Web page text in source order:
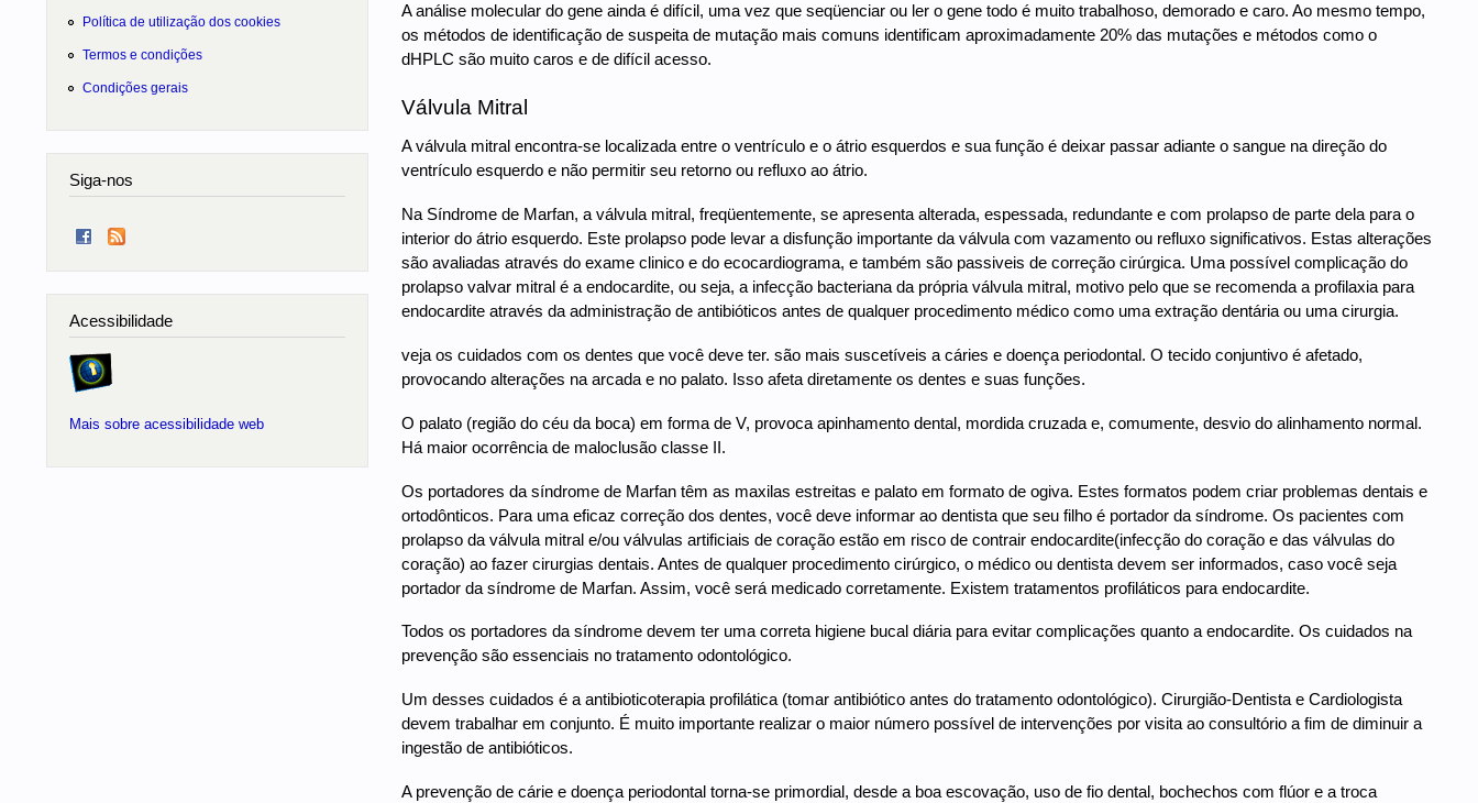
A análise molecular do gene ainda é difícil, uma vez que seqüenciar ou ler o gene todo é muito trabalhoso, demorado e caro. Ao mesmo tempo,
os métodos de identificação de suspeita de mutação mais comuns identificam aproximadamente 20% das mutações e métodos como o
dHPLC são muito caros e de difícil acesso.
Válvula Mitral
A válvula mitral encontra-se localizada entre o ventrículo e o átrio esquerdos e sua função é deixar passar adiante o sangue na direção do
ventrículo esquerdo e não permitir seu retorno ou refluxo ao átrio.
Na Síndrome de Marfan, a válvula mitral, freqüentemente, se apresenta alterada, espessada, redundante e com prolapso de parte dela para o
interior do átrio esquerdo. Este prolapso pode levar a disfunção importante da válvula com vazamento ou refluxo significativos. Estas alterações
são avaliadas através do exame clinico e do ecocardiograma, e também são passiveis de correção cirúrgica. Uma possível complicação do
prolapso valvar mitral é a endocardite, ou seja, a infecção bacteriana da própria válvula mitral, motivo pelo que se recomenda a profilaxia para
endocardite através da administração de antibióticos antes de qualquer procedimento médico como uma extração dentária ou uma cirurgia.
veja os cuidados com os dentes que você deve ter. são mais suscetíveis a cáries e doença periodontal. O tecido conjuntivo é afetado,
provocando alterações na arcada e no palato. Isso afeta diretamente os dentes e suas funções.
O palato (região do céu da boca) em forma de V, provoca apinhamento dental, mordida cruzada e, comumente, desvio do alinhamento normal.
Há maior ocorrência de maloclusão classe II.
Os portadores da síndrome de Marfan têm as maxilas estreitas e palato em formato de ogiva. Estes formatos podem criar problemas dentais e
ortodônticos. Para uma eficaz correção dos dentes, você deve informar ao dentista que seu filho é portador da síndrome. Os pacientes com
prolapso da válvula mitral e/ou válvulas artificiais de coração estão em risco de contrair endocardite(infecção do coração e das válvulas do
coração) ao fazer cirurgias dentais. Antes de qualquer procedimento cirúrgico, o médico ou dentista devem ser informados, caso você seja
portador da síndrome de Marfan. Assim, você será medicado corretamente. Existem tratamentos profiláticos para endocardite.
Todos os portadores da síndrome devem ter uma correta higiene bucal diária para evitar complicações quanto a endocardite. Os cuidados na
prevenção são essenciais no tratamento odontológico.
Um desses cuidados é a antibioticoterapia profilática (tomar antibiótico antes do tratamento odontológico). Cirurgião-Dentista e Cardiologista
devem trabalhar em conjunto. É muito importante realizar o maior número possível de intervenções por visita ao consultório a fim de diminuir a
ingestão de antibióticos.
A prevenção de cárie e doença periodontal torna-se primordial, desde a boa escovação, uso de fio dental, bochechos com flúor e a troca
Política de utilização dos cookies
Termos e condições
Condições gerais
Siga-nos
Acessibilidade
Mais sobre acessibilidade web